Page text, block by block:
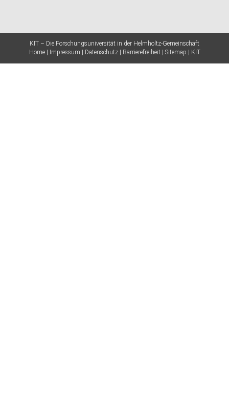
KIT – Die Forschungsuniversität in der Helmholtz-Gemeinschaft
Home
Impressum Datenschutz Barrierefreiheit Sitemap KIT